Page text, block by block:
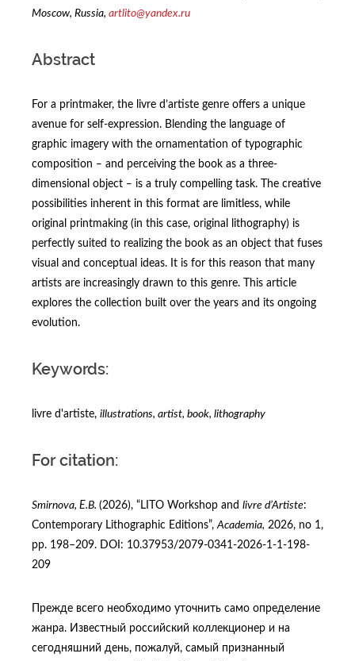
Moscow, Russia, artlito@yandex.ru
Abstract
For a printmaker, the livre d’artiste genre offers a unique
avenue for self-expression. Blending the language of
graphic imagery with the ornamentation of typographic
composition ‒ and perceiving the book as a three-
dimensional object ‒ is a truly compelling task. The creative
possibilities inherent in this format are limitless, while
original printmaking (in this case, original lithography) is
perfectly suited to realizing the book as an object that fuses
visual and conceptual ideas. It is for this reason that many
artists are increasingly drawn to this genre. This article
explores the collection built over the years and its ongoing
evolution.
Keywords:
livre d'artiste, illustrations, artist, book, lithography
For citation:
Smirnova, Е.B. (2026), “LITO Workshop and livre d’Artiste:
Contemporary Lithographic Editions”,Academia, 2026, no 1,
pр. 198–209. DOI: 10.37953/2079-0341-2026-1-1-198-
209
Прежде всего необходимо уточнить само определение
жанра. Известный российский коллекционер и на
сегодняшний день, пожалуй, самый признанный